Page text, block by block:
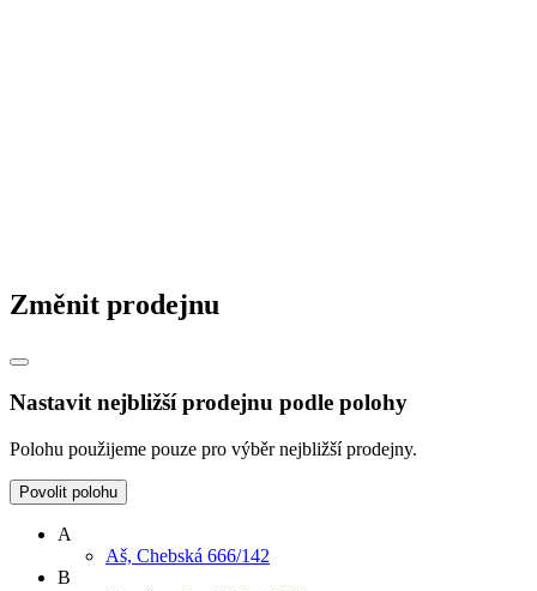
Změnit prodejnu
Nastavit nejbližší prodejnu podle polohy
Polohu použijeme pouze pro výběr nejbližší prodejny.
Povolit polohu
A
Aš, Chebská 666/142
B